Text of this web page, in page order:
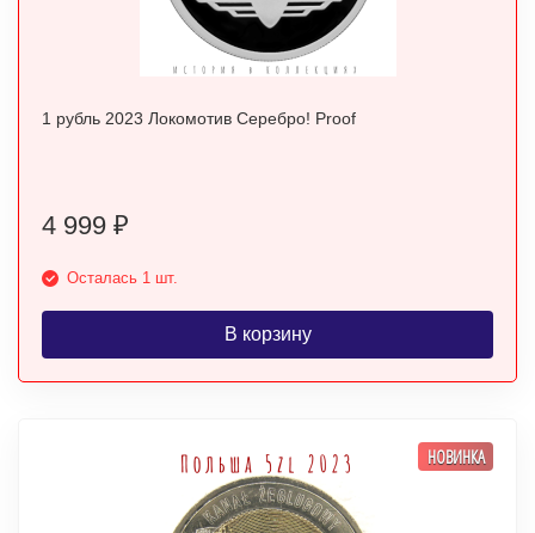
1 рубль 2023 Локомотив Серебро! Proof
4 999 ₽
Осталась 1 шт.
В корзину
НОВИНКА